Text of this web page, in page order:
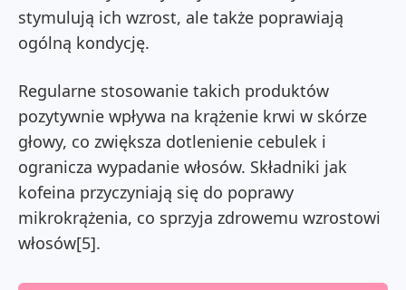
stymulują ich wzrost, ale także poprawiają
ogólną kondycję.
Regularne stosowanie takich produktów
pozytywnie wpływa na krążenie krwi w skórze
głowy, co zwiększa dotlenienie cebulek i
ogranicza wypadanie włosów. Składniki jak
kofeina przyczyniają się do poprawy
mikrokrążenia, co sprzyja zdrowemu wzrostowi
włosów[5].